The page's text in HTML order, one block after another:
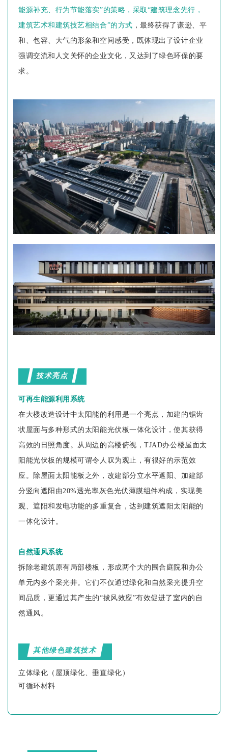
能源补充、行为节能落实”的策略，采取“建筑理念先行，
建筑艺术和建筑技艺相结合”的方式 ，最终获得了谦逊、平
和、包容、大气的形象和空间感受，既体现出了设计企业
强调交流和人文关怀的企业文化，又达到了绿色环保的要
求。
技术亮点
可再生能源利用系统
在大楼改造设计中太阳能的利用是一个亮点，加建的锯齿
状屋面与多种形式的太阳能光伏板一体化设计，使其获得
高效的日照角度。从周边的高楼俯视，TJAD办公楼屋面太
阳能光伏板的规模可谓令人叹为观止，有很好的示范效
应。除屋面太阳能板之外，改建部分立水平遮阳、加建部
分竖向遮阳由20%透光率灰色光伏薄膜组件构成，实现美
观、遮阳和发电功能的多重复合，达到建筑遮阳太阳能的
一体化设计。
自然通风系统
拆除老建筑原有局部楼板，形成两个大的围合庭院和办公
单元内多个采光井。它们不仅通过绿化和自然采光提升空
间品质，更通过其产生的“拔风效应”有效促进了室内的自
然通风。
其他绿色建筑技术
立体绿化（屋顶绿化、垂直绿化）
可循环材料